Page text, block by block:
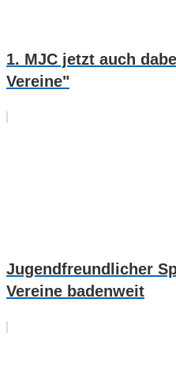
1. MJC jetzt auch
Vereine"
Jugendfreundlicher
Vereine badenweit